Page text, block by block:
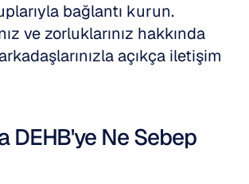
bağlantı kurun.
ve zorluklarınız hakkında
açıkça iletişim
DEHB'ye Ne Sebep